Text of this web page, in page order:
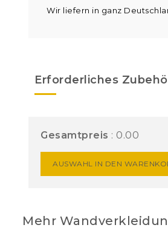
Wir liefern in ganz
Erforderliches
Gesamtpreis : 0.00
AUSWAHL IN DEN
Mehr